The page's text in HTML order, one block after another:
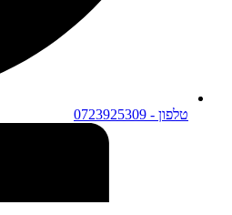
טלפון - 0723925309